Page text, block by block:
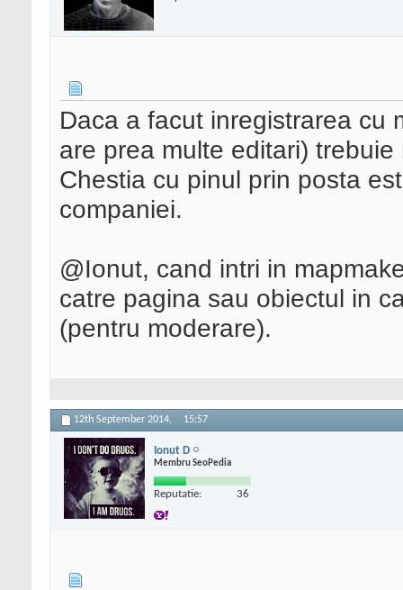
Daca a facut inregistrarea cu
are prea multe editari)
Chestia cu pinul prin posta
companiei.
@Ionut, cand intri in
catre pagina sau obiectul in
(pentru moderare).
12th September 2014, 15:57
Ionut D
Membru SeoPedia
Reputatie: 36